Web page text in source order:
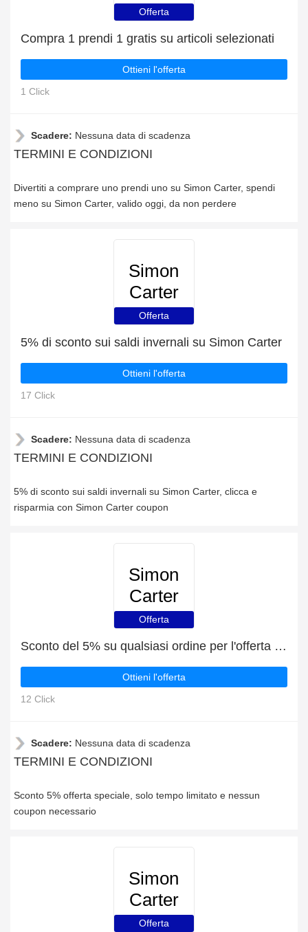
Offerta
Compra 1 prendi 1 gratis su articoli selezionati
Ottieni l'offerta
1 Click
Scadere: Nessuna data di scadenza
TERMINI E CONDIZIONI
Divertiti a comprare uno prendi uno su Simon Carter, spendi
meno su Simon Carter, valido oggi, da non perdere
Simon
Carter
Offerta
5% di sconto sui saldi invernali su Simon Carter
Ottieni l'offerta
17 Click
Scadere: Nessuna data di scadenza
TERMINI E CONDIZIONI
5% di sconto sui saldi invernali su Simon Carter, clicca e
risparmia con Simon Carter coupon
Simon
Carter
Offerta
Sconto del 5% su qualsiasi ordine per l'offerta speciale
Ottieni l'offerta
12 Click
Scadere: Nessuna data di scadenza
TERMINI E CONDIZIONI
Sconto 5% offerta speciale, solo tempo limitato e nessun
coupon necessario
Simon
Carter
Offerta